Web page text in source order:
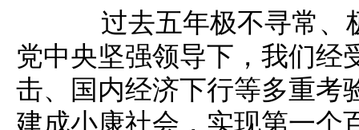
过去五年极不寻常、
党中央坚强领导下，我们
击、国内经济下行等多重考
建成小康社会，实现第一个